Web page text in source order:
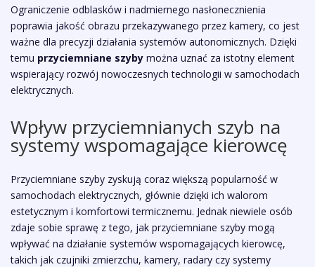
Ograniczenie odblasków i nadmiernego nasłonecznienia
poprawia jakość obrazu przekazywanego przez kamery, co jest
ważne dla precyzji działania systemów autonomicznych. Dzięki
temu przyciemniane szyby można uznać za istotny element
wspierający rozwój nowoczesnych technologii w samochodach
elektrycznych.
Wpływ przyciemnianych szyb na
systemy wspomagające kierowcę
Przyciemniane szyby zyskują coraz większą popularność w
samochodach elektrycznych, głównie dzięki ich walorom
estetycznym i komfortowi termicznemu. Jednak niewiele osób
zdaje sobie sprawę z tego, jak przyciemniane szyby mogą
wpływać na działanie systemów wspomagających kierowcę,
takich jak czujniki zmierzchu, kamery, radary czy systemy